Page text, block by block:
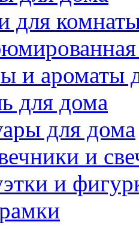
для
и ароматы
для дома
для дома
и
и